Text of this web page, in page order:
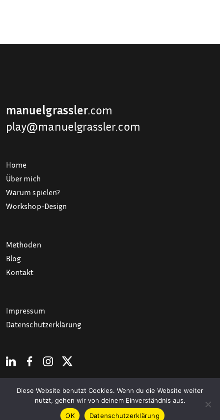
manuelgrassler.com
play@manuelgrassler.com
Home
Über mich
Warum spielen?
Workshop-Design
Methoden
Blog
Kontakt
Impressum
Datenschutzerklärung
Diese Website benutzt Cookies. Wenn du die Website weiter
nutzt, gehen wir von deinem Einverständnis aus.
OK
Datenschutzerklärung